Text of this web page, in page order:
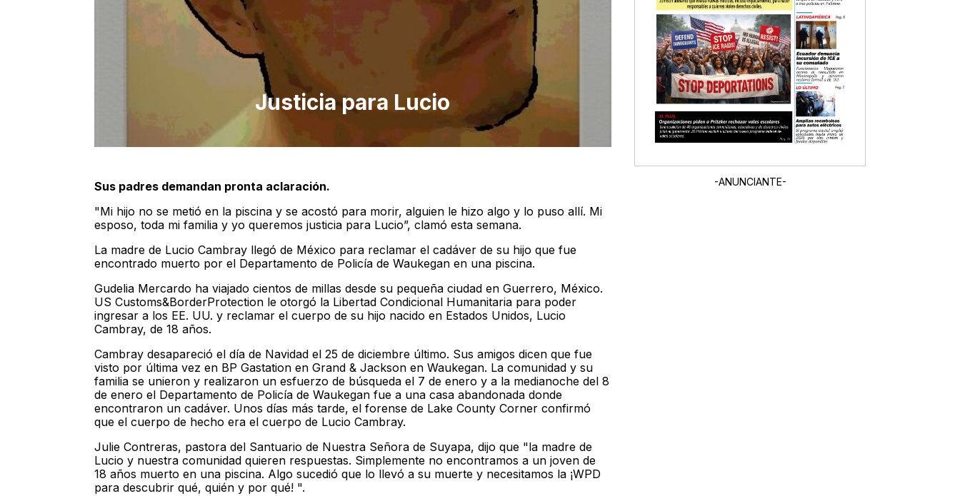
Justicia para Lucio
Sus padres demandan pronta aclaración.
"Mi hijo no se metió en la piscina y se acostó para morir, alguien le hizo algo y lo puso allí. Mi
esposo, toda mi familia y yo queremos justicia para Lucio”, clamó esta semana.
La madre de Lucio Cambray llegó de México para reclamar el cadáver de su hijo que fue
encontrado muerto por el Departamento de Policía de Waukegan en una piscina.
Gudelia Mercardo ha viajado cientos de millas desde su pequeña ciudad en Guerrero, México.
US Customs&BorderProtection le otorgó la Libertad Condicional Humanitaria para poder
ingresar a los EE. UU. y reclamar el cuerpo de su hijo nacido en Estados Unidos, Lucio
Cambray, de 18 años.
Cambray desapareció el día de Navidad el 25 de diciembre último. Sus amigos dicen que fue
visto por última vez en BP Gastation en Grand & Jackson en Waukegan. La comunidad y su
familia se unieron y realizaron un esfuerzo de búsqueda el 7 de enero y a la medianoche del 8
de enero el Departamento de Policía de Waukegan fue a una casa abandonada donde
encontraron un cadáver. Unos días más tarde, el forense de Lake County Corner confirmó
que el cuerpo de hecho era el cuerpo de Lucio Cambray.
Julie Contreras, pastora del Santuario de Nuestra Señora de Suyapa, dijo que "la madre de
Lucio y nuestra comunidad quieren respuestas. Simplemente no encontramos a un joven de
18 años muerto en una piscina. Algo sucedió que lo llevó a su muerte y necesitamos la ¡WPD
para descubrir qué, quién y por qué! ".
-ANUNCIANTE-